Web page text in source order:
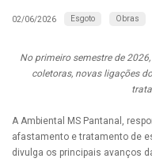
02/06/2026 Esgoto Obras
No primeiro semestre de
coletoras, novas ligações
A Ambiental MS Pantanal,
afastamento e tratamento de
divulga os principais avanços